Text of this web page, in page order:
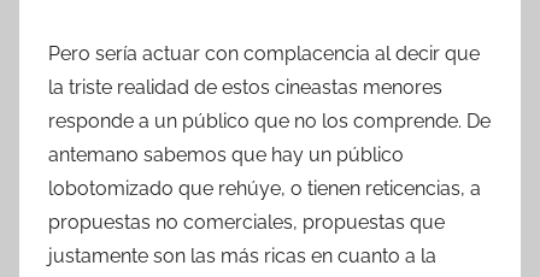
Pero sería actuar con complacencia al decir que
la triste realidad de estos cineastas menores
responde a un público que no los comprende. De
antemano sabemos que hay un público
lobotomizado que rehúye, o tienen reticencias, a
propuestas no comerciales, propuestas que
justamente son las más ricas en cuanto a la